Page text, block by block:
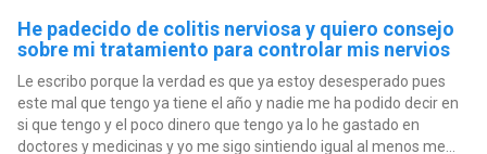
He padecido de colitis nerviosa y quiero consejo
sobre mi tratamiento para controlar mis nervios
Le escribo porque la verdad es que ya estoy desesperado pues
este mal que tengo ya tiene el año y nadie me ha podido decir en
si que tengo y el poco dinero que tengo ya lo he gastado en
doctores y medicinas y yo me sigo sintiendo igual al menos me...